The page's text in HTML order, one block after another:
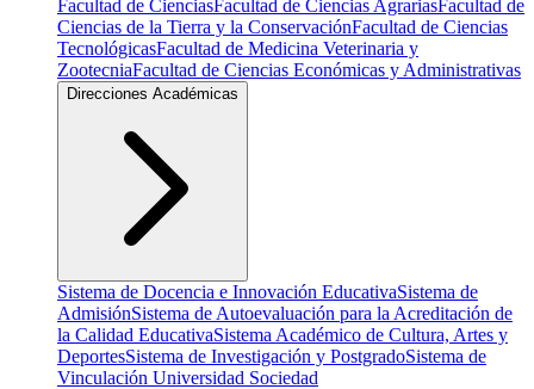
Facultad de CienciasFacultad de Ciencias AgrariasFacultad de
Ciencias de la Tierra y la ConservaciónFacultad de Ciencias
TecnológicasFacultad de Medicina Veterinaria y
ZootecniaFacultad de Ciencias Económicas y Administrativas
Direcciones Académicas
Sistema de Docencia e Innovación EducativaSistema de
AdmisiónSistema de Autoevaluación para la Acreditación de
la Calidad EducativaSistema Académico de Cultura, Artes y
DeportesSistema de Investigación y PostgradoSistema de
Vinculación Universidad Sociedad